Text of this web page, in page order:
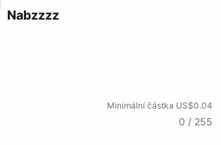
Nabzzzz
Minimální částka US$0.04
0 / 255